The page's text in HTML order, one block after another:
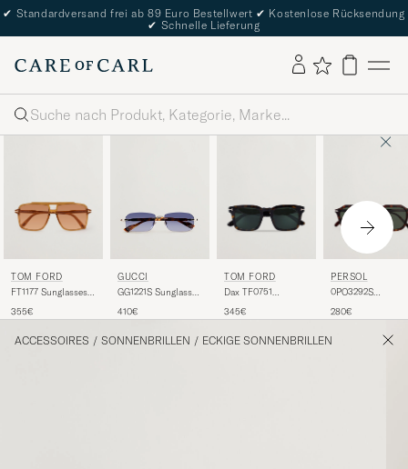
✔ Standardversand frei ab 89 Euro Bestellwert ✔ Kostenlose Rücksendung
✔ Schnelle Lieferung
Suche
TOM FORD
FT1177 Sunglasses
355€
GUCCI
GG1221S Sunglasses
410€
TOM FORD
Dax TF0751
Havanna
345€
PERSOL
0PO3292S
Havana
280€
ACCESSOIRES / SONNENBRILLEN / ECKIGE SONNENBRILLEN